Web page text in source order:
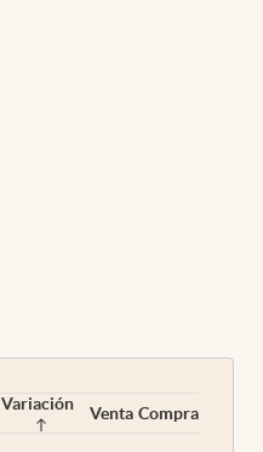
Variación Venta Compra